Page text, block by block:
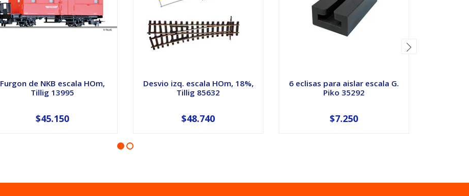
Furgon de NKB escala HOm,
Tillig 13995
$45.150
Desvio izq. escala HOm, 18%,
Tillig 85632
$48.740
6 eclisas para aislar escala G.
Piko 35292
$7.250